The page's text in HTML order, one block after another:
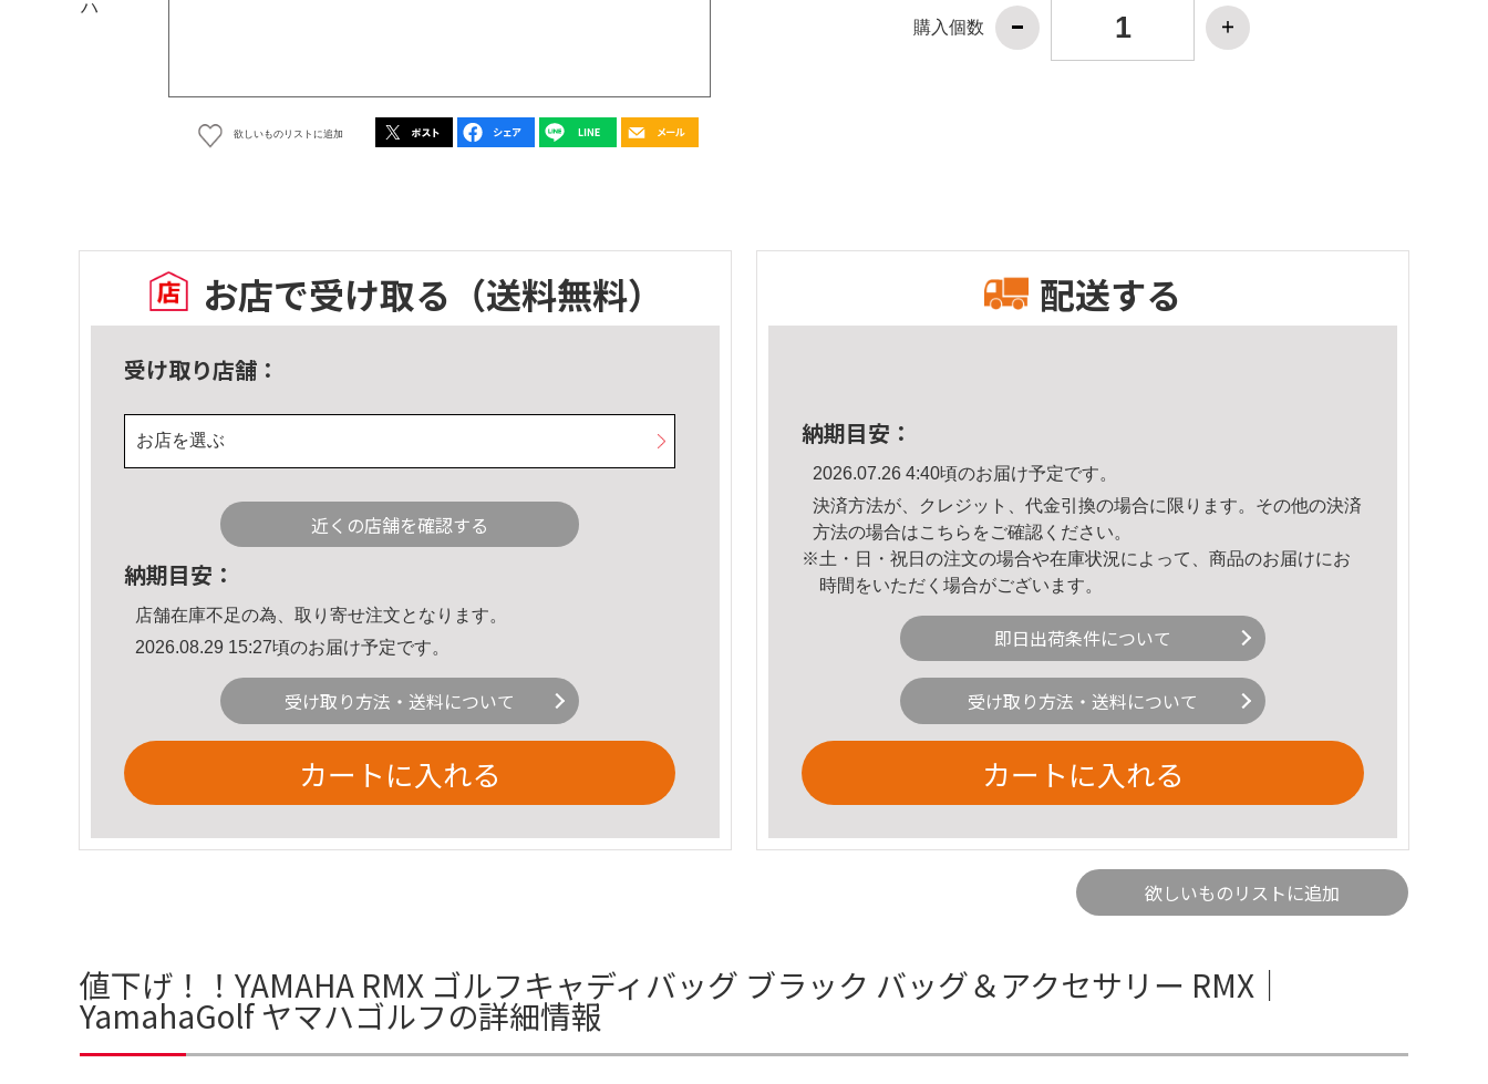
欲しいものリストに追加
購入個数
お店で受け取る （送料無料）
受け取り店舗：
お店を選ぶ
近くの店舗を確認する
納期目安：
店舗在庫不足の為、取り寄せ注文となります。
2026.08.29 15:27頃のお届け予定です。
受け取り方法・送料について
カートに入れる
配送する
納期目安：
2026.07.26 4:40頃のお届け予定です。
決済方法が、クレジット、代金引換の場合に限ります。その他の決済
方法の場合はこちら をご確認ください。
※土・日・祝日の注文の場合や在庫状況によって、商品のお届けにお
時間をいただく場合がございます。
即日出荷条件について
受け取り方法・送料について
カートに入れる
欲しいものリストに追加
値下げ！！YAMAHA RMX ゴルフキャディバッグ ブラック バッグ＆アクセサリー RMX｜
YamahaGolf ヤマハゴルフの詳細情報